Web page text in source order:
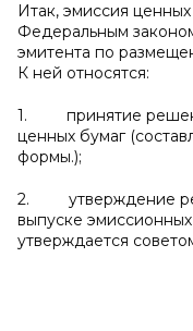
Итак, эмиссия
Федеральным
эмитента по
К ней относятся:
1. принятие
ценных бумаг
формы.);
2. утверждение
выпуске
утверждается